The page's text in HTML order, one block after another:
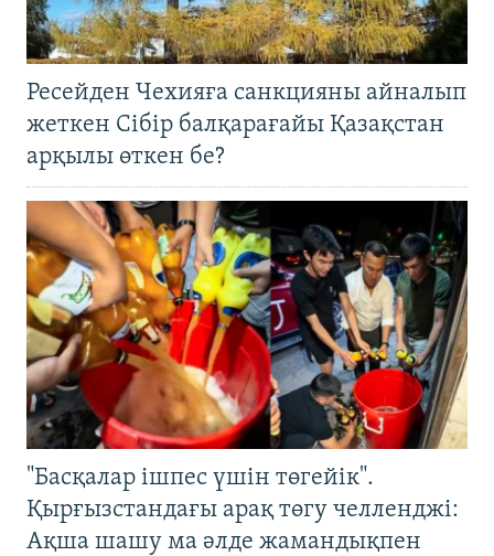
Ресейден Чехияға санкцияны айналып
жеткен Сібір балқарағайы Қазақстан
арқылы өткен бе?
"Басқалар ішпес үшін төгейік".
Қырғызстандағы арақ төгу челленджі:
Ақша шашу ма әлде жамандықпен